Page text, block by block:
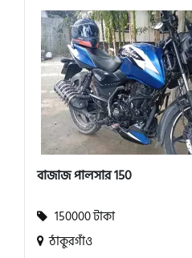
বাজাজ পালসার 150
150000 টাকা
ঠাকুরগাঁও